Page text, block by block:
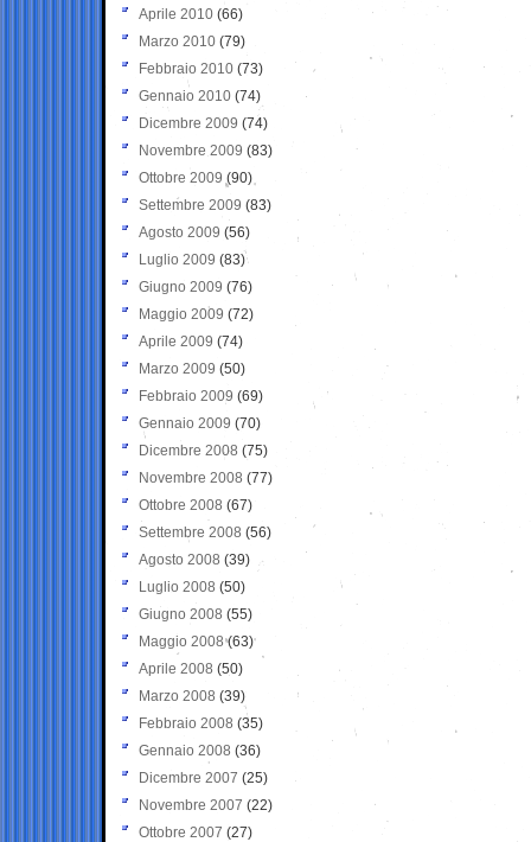
Aprile 2010 (66)
Marzo 2010 (79)
Febbraio 2010 (73)
Gennaio 2010 (74)
Dicembre 2009 (74)
Novembre 2009 (83)
Ottobre 2009 (90)
Settembre 2009 (83)
Agosto 2009 (56)
Luglio 2009 (83)
Giugno 2009 (76)
Maggio 2009 (72)
Aprile 2009 (74)
Marzo 2009 (50)
Febbraio 2009 (69)
Gennaio 2009 (70)
Dicembre 2008 (75)
Novembre 2008 (77)
Ottobre 2008 (67)
Settembre 2008 (56)
Agosto 2008 (39)
Luglio 2008 (50)
Giugno 2008 (55)
Maggio 2008(63)
Aprile 2008 (50)
Marzo 2008 (39)
Febbraio 2008 (35)
Gennaio 2008 (36)
Dicembre 2007 (25)
Novembre 2007 (22)
Ottobre 2007 (27)